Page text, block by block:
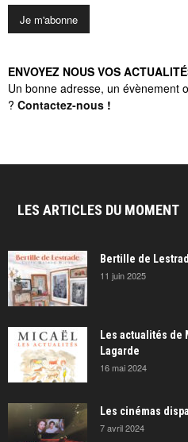
ENVOYEZ NOUS VOS
Un bonne adresse, un évènement
? Contactez-nous !
LES ARTICLES DU MOMENT
Bertille de
11 juin 2025
Les actualités de
Lagarde
16 mai 2024
Les cinémas
7 avril 2024